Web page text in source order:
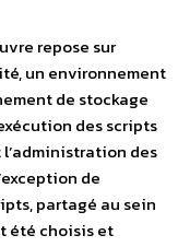
repose sur
un environnement
de stockage
des scripts
des
de
partagé au sein
été choisis et